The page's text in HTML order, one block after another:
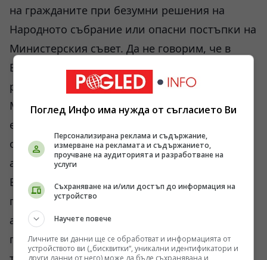
на гражданите при безумни решения на
Народното събрание или опасни постъпки на
Министерския съвет. Да не говорим, че в
България не всичко е магистрали, цветя и
рози.
Много икономически и социални проблеми
ескалират, трупа се разочарование, гняв и
отчаяние, в същото време не се вижда
алтернативен герой на хоризонта.
Вие бихте могли да станете изразител и
политически носител на недоволството само
ако уцелите правилно най-болезнените
проблеми на нацията - посочите път за
Поглед Инфо има нужда от съгласието Ви
Персонализирана реклама и съдържание,
измерване на рекламата и съдържанието,
проучване на аудиторията и разработване на
услуги
Съхраняване на и/или достъп до информация на
устройство
Научете повече
Личните ви данни ще се обработват и информацията от
устройството ви („бисквитки“, уникални идентификатори и
други данни от него) може да бъде съхранявана и